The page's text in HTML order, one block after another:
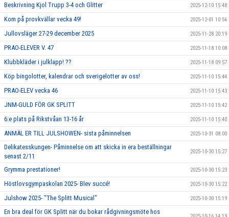
Beskrivning Kjol Trupp 3-4 och Glitter 2025-12-10 15:48
Kom på provkvällar vecka 49! 2025-12-01 10:56
Jullovsläger 27-29 december 2025 2025-11-28 20:19
PRAO-ELEVER V. 47 2025-11-18 10:08
Klubbkläder i julklapp! ?? 2025-11-18 09:57
Köp bingolotter, kalendrar och sverigelotter av oss! 2025-11-10 15:44
PRAO-ELEV vecka 46 2025-11-10 15:43
JNM-GULD FÖR GK SPLITT 2025-11-10 15:42
6:e plats på Rikstvåan 13-16 år 2025-11-10 15:40
ANMÄL ER TILL JULSHOWEN- sista påminnelsen 2025-10-31 08:00
Delikatesskungen- Påminnelse om att skicka in era beställningar
senast 2/11
2025-10-30 15:27
Grymma prestationer! 2025-10-30 15:23
Höstlovsgympaskolan 2025- Blev succé! 2025-10-30 15:22
Julshow 2025- "The Splitt Musical" 2025-10-30 15:19
En bra deal för GK Splitt när du bokar rådgivningsmöte hos